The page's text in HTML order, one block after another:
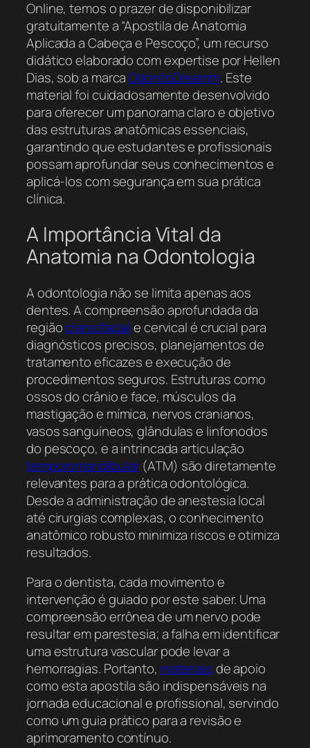
Online, temos o prazer de disponibilizar
gratuitamente a “Apostila de Anatomia
Aplicada a Cabeça e Pescoço”, um recurso
didático elaborado com expertise por Hellen
Dias, sob a marcaOdontoDreamm. Este
material foi cuidadosamente desenvolvido
para oferecer um panorama claro e objetivo
das estruturas anatômicas essenciais,
garantindo que estudantes e profissionais
possam aprofundar seus conhecimentos e
aplicá-los com segurança em sua prática
clínica.
A Importância Vital da
Anatomia na Odontologia
A odontologia não se limita apenas aos
dentes. A compreensão aprofundada da
regiãocraniofaciale cervical é crucial para
diagnósticos precisos, planejamentos de
tratamento eficazes e execução de
procedimentos seguros. Estruturas como
ossos do crânio e face, músculos da
mastigação e mímica, nervos cranianos,
vasos sanguíneos, glândulas e linfonodos
do pescoço, e a intrincada articulação
temporomandibular (ATM) são diretamente
relevantes para a prática odontológica.
Desde a administração de anestesia local
até cirurgias complexas, o conhecimento
anatômico robusto minimiza riscos e otimiza
resultados.
Para o dentista, cada movimento e
intervenção é guiado por este saber. Uma
compreensão errônea de um nervo pode
resultar em parestesia; a falha em identificar
uma estrutura vascular pode levar a
hemorragias. Portanto, materiaisde apoio
como esta apostila são indispensáveis na
jornada educacional e profissional, servindo
como um guia prático para a revisão e
aprimoramento contínuo.